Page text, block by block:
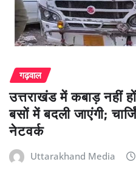
गढ़वाल
उत्तराखंड में कबाड़ नहीं
बसों में बदली जाएंगी;
नेटवर्क
Uttarakhand Media